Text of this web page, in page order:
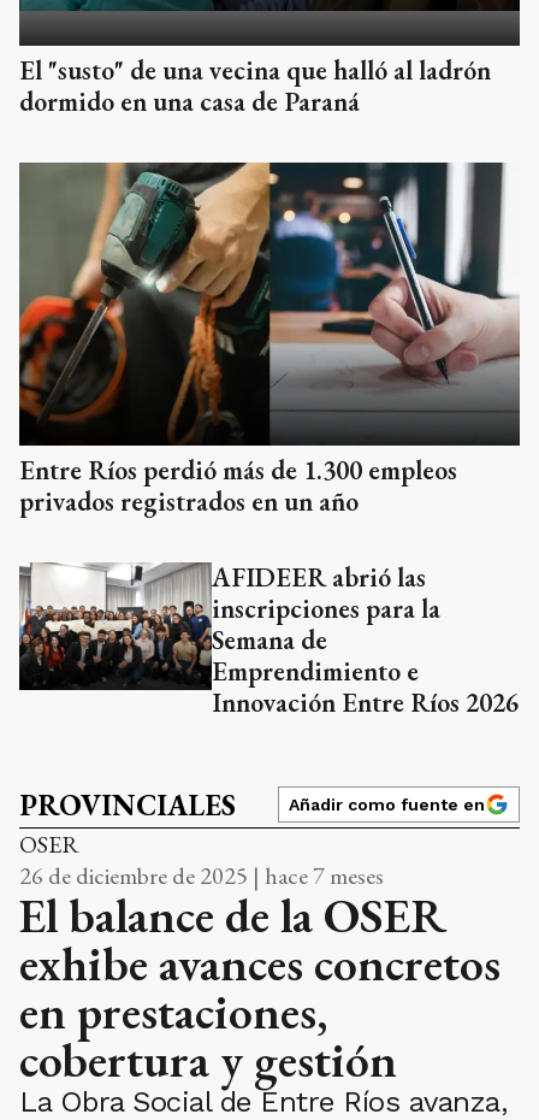
El "susto" de una vecina que halló al ladrón
dormido en una casa de Paraná
Entre Ríos perdió más de 1.300 empleos
privados registrados en un año
AFIDEER abrió las
inscripciones para la
Semana de
Emprendimiento e
Innovación Entre Ríos 2026
PROVINCIALES Añadir como fuente en
OSER
26 de diciembre de 2025 | hace 7 meses
El balance de la OSER
exhibe avances concretos
en prestaciones,
cobertura y gestión
La Obra Social de Entre Ríos avanza,